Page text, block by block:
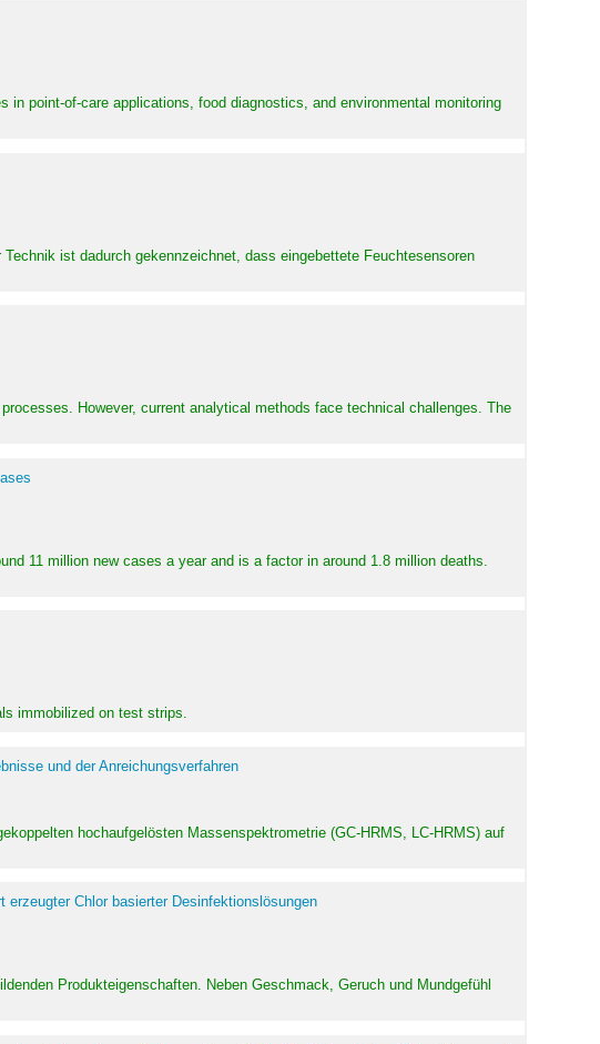
point-of-care applications, food diagnostics, and environmental monitoring
ist dadurch gekennzeichnet, dass eingebettete Feuchtesensoren
However, current analytical methods face technical challenges. The
11 million new cases a year and is a factor in around 1.8 million deaths.
immobilized on test strips.
und der Anreichungsverfahren
hochaufgelösten Massenspektrometrie (GC-HRMS, LC-HRMS) auf
Chlor basierter Desinfektionslösungen
Produkteigenschaften. Neben Geschmack, Geruch und Mundgefühl